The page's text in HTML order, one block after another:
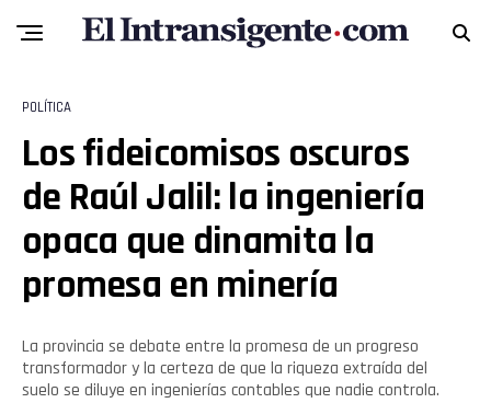
POLÍTICA
Los fideicomisos oscuros
de Raúl Jalil: la ingeniería
opaca que dinamita la
promesa en minería
La provincia se debate entre la promesa de un progreso
transformador y la certeza de que la riqueza extraída del
suelo se diluye en ingenierías contables que nadie controla.